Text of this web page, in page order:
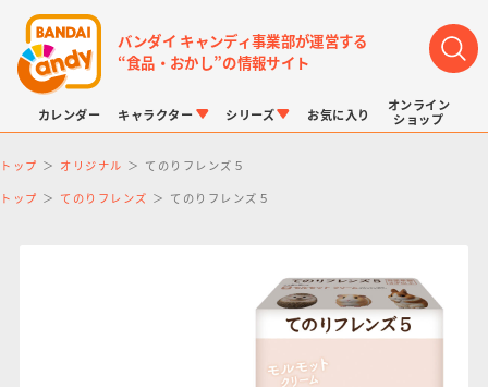
バンダイ キャンディ事業部が運営する
“食品・おかし”の情報サイト
カレンダー キャラクター
プリキュアシリーズ ドラゴンボール
シリーズ
チョコサプ ポケモンキッズ
お気に入り
オンライン
ショップ
トップ オリジナル てのりフレンズ５
トップ てのりフレンズ てのりフレンズ５